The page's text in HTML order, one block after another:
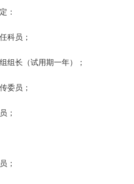
：
科员；
组长（试用期一年）；
委员；
；
；